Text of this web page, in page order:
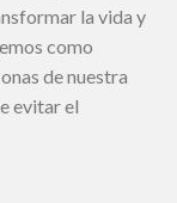
la vida y
como
de nuestra
evitar el